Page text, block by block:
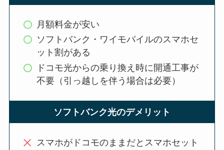
月額料金が安い
ソフトバンク・ワイモバイルのスマホセ
ット割がある
ドコモ光からの乗り換え時に開通工事が
不要（引っ越しを伴う場合は必要）
ソフトバンク光のデメリット
スマホがドコモのままだとスマホセット